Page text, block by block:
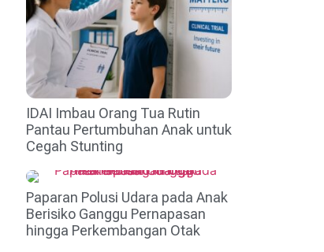
IDAI Imbau Orang Tua Rutin
Pantau Pertumbuhan Anak untuk
Cegah Stunting
Paparan Polusi Udara pada Anak
Berisiko Ganggu Pernapasan
hingga Perkembangan Otak